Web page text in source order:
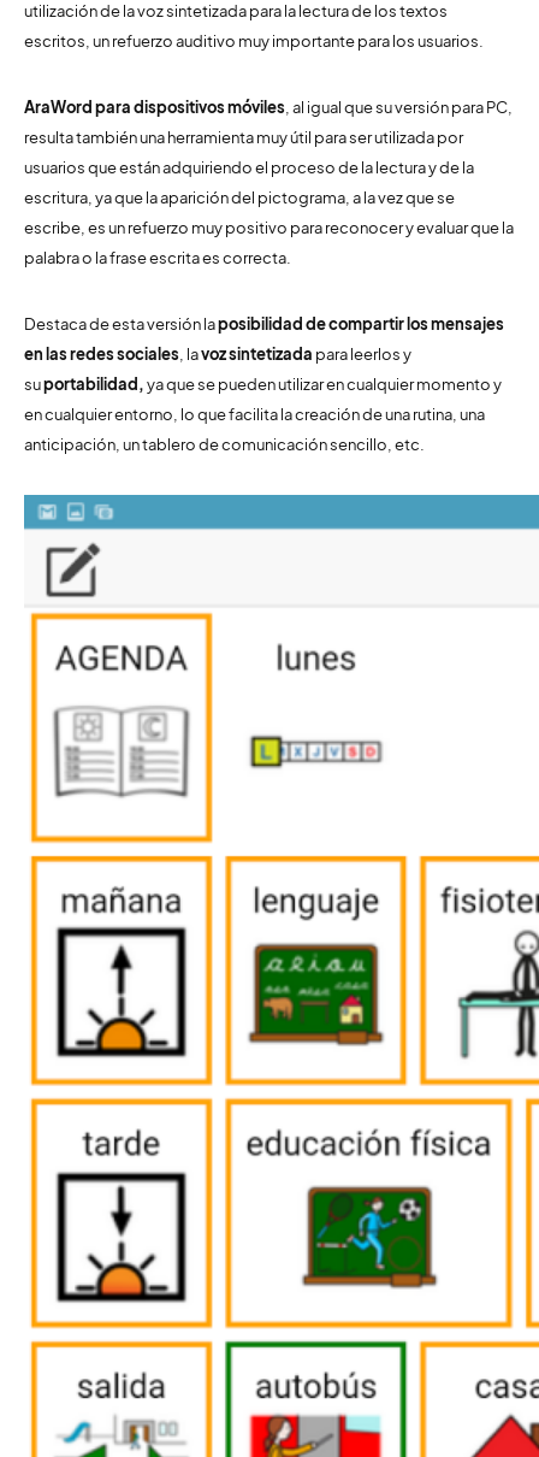
utilización de la voz sintetizada para la lectura de los textos
escritos, un refuerzo auditivo muy importante para los usuarios.
AraWord para dispositivos móviles , al igual que su versión para PC,
resulta también una herramienta muy útil para ser utilizada por
usuarios que están adquiriendo el proceso de la lectura y de la
escritura, ya que la aparición del pictograma, a la vez que se
escribe, es un refuerzo muy positivo para reconocer y evaluar que la
palabra o la frase escrita es correcta.
Destaca de esta versión laposibilidad de compartir los mensajes
en las redes sociales , lavoz sintetizada para leerlos y
suportabilidad,ya que se pueden utilizar en cualquier momento y
en cualquier entorno, lo que facilita la creación de una rutina, una
anticipación, un tablero de comunicación sencillo, etc.